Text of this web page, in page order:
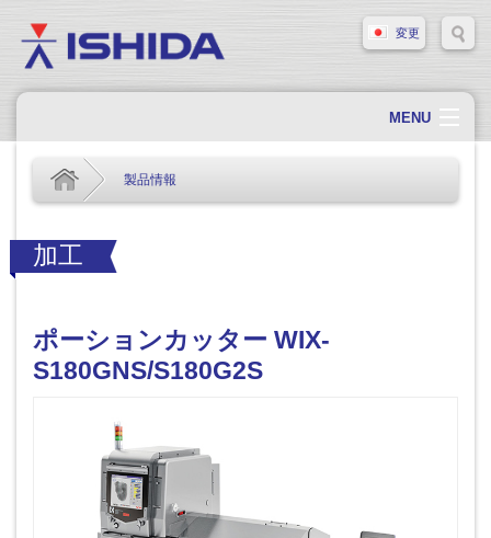
変更
MENU
会社概要
会社情報
サポート
お問い合わせ
製品情報
加工
ポーションカッター WIX-
S180GNS/S180G2S